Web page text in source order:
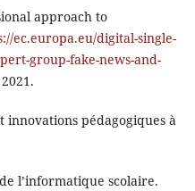
approach to
ec.europa.eu/digital-single-
group-fake-news-and-
innovations pédagogiques à
l’informatique scolaire.